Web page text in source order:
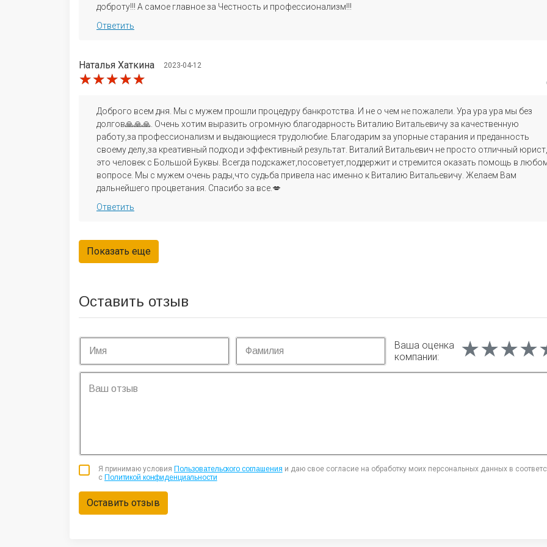
доброту!!! А самое главное за Честность и профессионализм!!!
Ответить
Наталья Хаткина 2023-04-12
★★★★★
★★★★★
★★★★★
Доброго всем дня. Мы с мужем прошли процедуру банкротства. И не о чем не пожалели. Ура ура ура мы без
долгов🙏🙏🙏. Очень хотим выразить огромную благодарность Виталию Витальевичу за качественную
работу,за профессионализм и выдающиеся трудолюбие. Благодарим за упорные старания и преданность
своему делу,за креативный подход и эффективный результат. Виталий Витальевич не просто отличный юрист,
это человек с Большой Буквы. Всегда подскажет,посоветует,поддержит и стремится оказать помощь в
вопросе. Мы с мужем очень рады,что судьба привела нас именно к Виталию Витальевичу. Желаем Вам
дальнейшего процветания. Спасибо за все.💋
Ответить
Оставить отзыв
Ваша оценка
компании:
Я принимаю условия Пользовательского соглашения и даю свое согласие на обработку моих персональных данных в
с Политикой конфиденциальности
Оставить отзыв